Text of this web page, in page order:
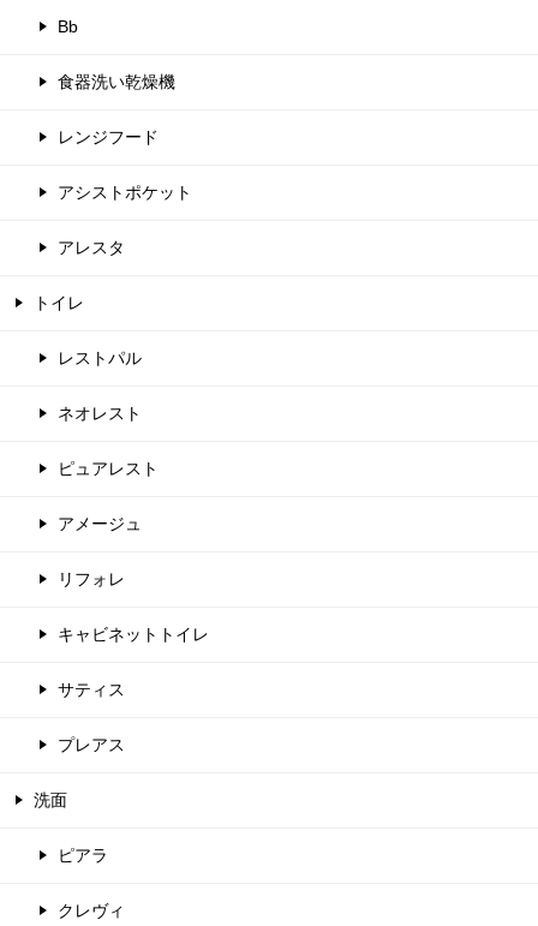
Bb
食器洗い乾燥機
レンジフード
アシストポケット
アレスタ
トイレ
レストパル
ネオレスト
ピュアレスト
アメージュ
リフォレ
キャビネットトイレ
サティス
プレアス
洗面
ピアラ
クレヴィ